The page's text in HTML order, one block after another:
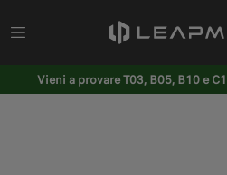
Vieni a provare T03, B05, B10 e